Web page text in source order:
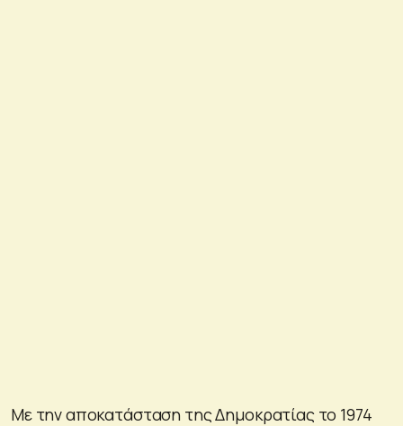
Με την αποκατάσταση της Δημοκρατίας το 1974